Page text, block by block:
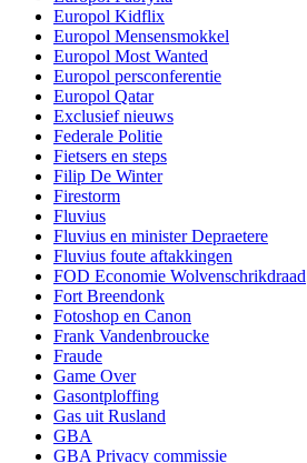
Europol Kidflix
Europol Mensensmokkel
Europol Most Wanted
Europol persconferentie
Europol Qatar
Exclusief nieuws
Federale Politie
Fietsers en steps
Filip De Winter
Firestorm
Fluvius
Fluvius en minister Depraetere
Fluvius foute aftakkingen
FOD Economie Wolvenschrikdraad
Fort Breendonk
Fotoshop en Canon
Frank Vandenbroucke
Fraude
Game Over
Gasontploffing
Gas uit Rusland
GBA
GBA Privacy commissie